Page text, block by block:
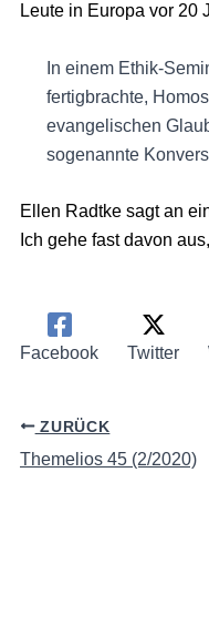
Leute in Europa vor 20
In einem Ethik-
fertigbrachte,
evangelischen
sogenannte
Ellen Radtke sagt an
Ich gehe fast davon
Facebook Twitter
ZURÜCK
Themelios 45 (2/2020)